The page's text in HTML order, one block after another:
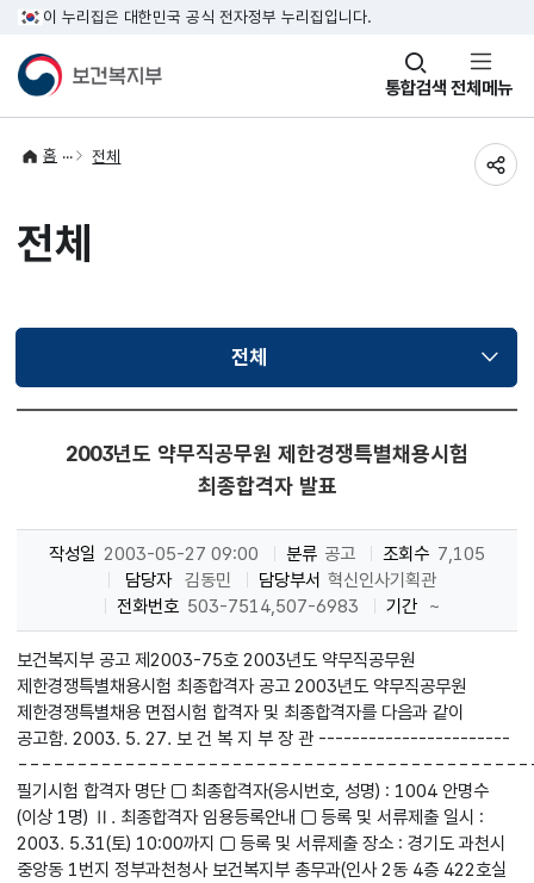
이 누리집은 대한민국 공식 전자정부 누리집입니다.
통합검색
창
열기 전체메뉴
홈 전체
전체
전체선택됨
2003년도 약무직공무원 제한경쟁특별채용시험
최종합격자 발표
작성일 2003-05-27 09:00 분류 공고 조회수 7,105
담당자 김동민 담당부서 혁신인사기획관
전화번호 503-7514,507-6983 기간 ~
보건복지부 공고 제2003-75호 2003년도 약무직공무원
제한경쟁특별채용시험 최종합격자 공고 2003년도 약무직공무원
제한경쟁특별채용 면접시험 합격자 및 최종합격자를 다음과 같이
공고함. 2003. 5. 27. 보 건 복 지 부 장 관 -----------------------
필기시험 합격자 명단 □ 최종합격자(응시번호, 성명) : 1004 안명수
(이상 1명) Ⅱ. 최종합격자 임용등록안내 □ 등록 및 서류제출 일시 :
2003. 5.31(토) 10:00까지 □ 등록 및 서류제출 장소 : 경기도 과천시
중앙동 1번지 정부과천청사 보건복지부 총무과(인사 2동 4층 422호실